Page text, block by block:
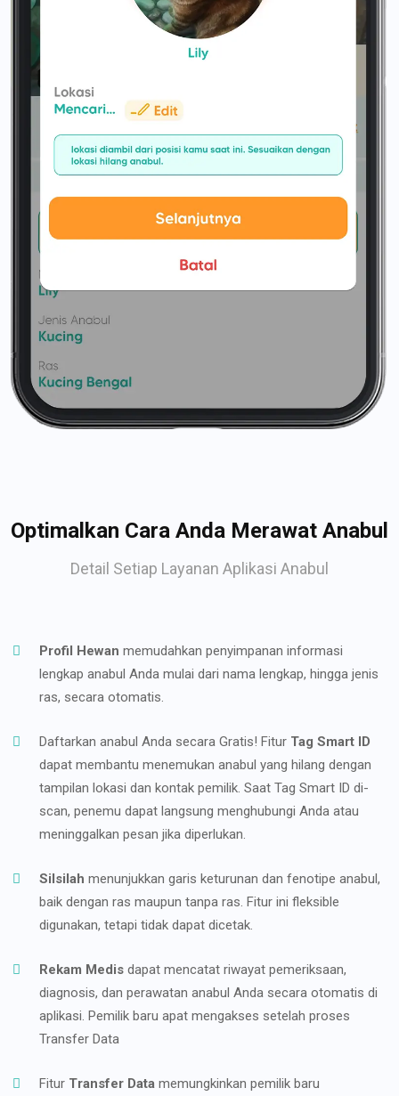
Optimalkan Cara Anda Merawat Anabul
Detail Setiap Layanan Aplikasi Anabul
Profil Hewan memudahkan penyimpanan informasi
lengkap anabul Anda mulai dari nama lengkap, hingga jenis
ras, secara otomatis.
Daftarkan anabul Anda secara Gratis! Fitur Tag Smart ID
dapat membantu menemukan anabul yang hilang dengan
tampilan lokasi dan kontak pemilik. Saat Tag Smart ID di-
scan, penemu dapat langsung menghubungi Anda atau
meninggalkan pesan jika diperlukan.
Silsilah menunjukkan garis keturunan dan fenotipe anabul,
baik dengan ras maupun tanpa ras. Fitur ini fleksible
digunakan, tetapi tidak dapat dicetak.
Rekam Medis dapat mencatat riwayat pemeriksaan,
diagnosis, dan perawatan anabul Anda secara otomatis di
aplikasi. Pemilik baru apat mengakses setelah proses
Transfer Data
Fitur Transfer Data memungkinkan pemilik baru